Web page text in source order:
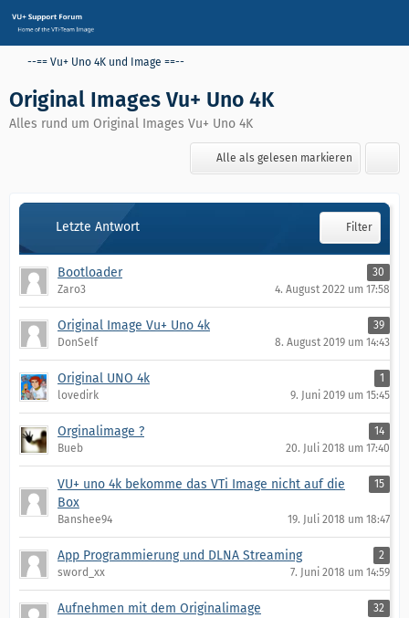
--== Vu+ Uno 4K und Image ==--
Original Images Vu+ Uno 4K
Alles rund um Original Images Vu+ Uno 4K
Alle als gelesen markieren
Letzte Antwort Filter
Bootloader
30
Zaro3
4. August 2022 um 17:58
Original Image Vu+ Uno 4k
39
DonSelf
8. August 2019 um 14:43
Original UNO 4k
1
lovedirk
9. Juni 2019 um 15:45
Orginalimage ?
14
Bueb
20. Juli 2018 um 17:40
VU+ uno 4k bekomme das VTi Image nicht auf die
Box
15
Banshee94 19. Juli 2018 um 18:47
App Programmierung und DLNA Streaming
2
sword_xx
7. Juni 2018 um 14:59
Aufnehmen mit dem Originalimage
32